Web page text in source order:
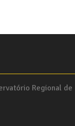
Regional de